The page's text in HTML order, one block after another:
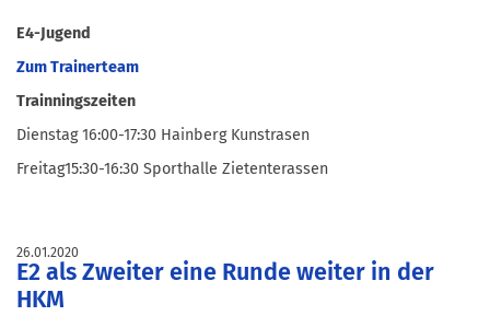
E4-Jugend
Zum Trainerteam
Trainningszeiten
Dienstag 16:00-17:30 Hainberg Kunstrasen
Freitag15:30-16:30 Sporthalle Zietenterassen
26.01.2020
E2 als Zweiter eine Runde weiter in der
HKM